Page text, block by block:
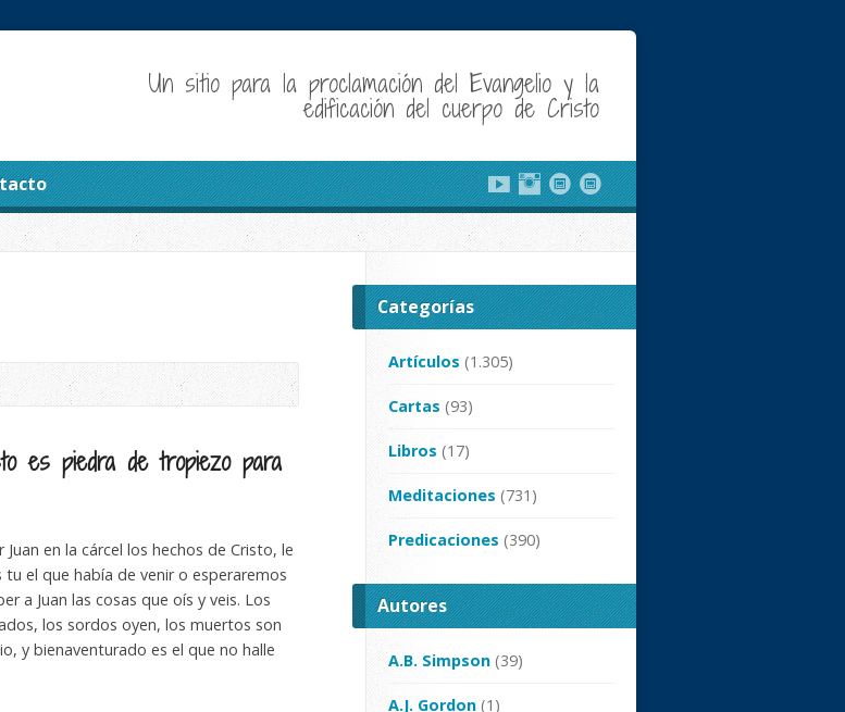
Un sitio para la proclamación del Evangelio y la
edificación del cuerpo de Cristo
es piedra de tropiezo para
en la cárcel los hechos de Cristo, le
el que había de venir o esperaremos
a Juan las cosas que oís y veis. Los
los sordos oyen, los muertos son
y bienaventurado es el que no halle
Categorías
Artículos (1.305)
Cartas (93)
Libros (17)
Meditaciones (731)
Predicaciones (390)
Autores
A.B. Simpson (39)
A.J. Gordon (1)